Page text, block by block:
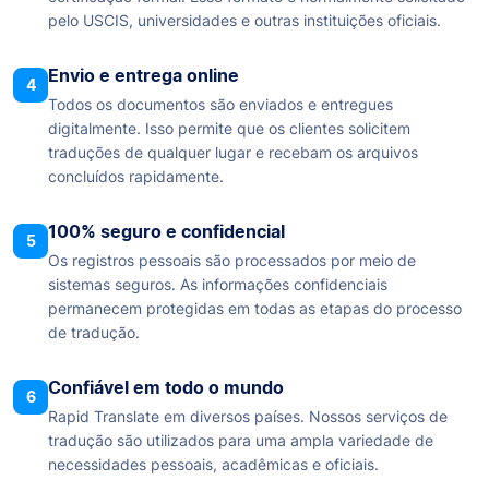
pelo USCIS, universidades e outras instituições oficiais.
4 Envio e entrega online
Todos os documentos são enviados e entregues
digitalmente. Isso permite que os clientes solicitem
traduções de qualquer lugar e recebam os arquivos
concluídos rapidamente.
5 100% seguro e confidencial
Os registros pessoais são processados por meio de
sistemas seguros. As informações confidenciais
permanecem protegidas em todas as etapas do processo
de tradução.
6 Confiável em todo o mundo
Rapid Translate em diversos países. Nossos serviços de
tradução são utilizados para uma ampla variedade de
necessidades pessoais, acadêmicas e oficiais.